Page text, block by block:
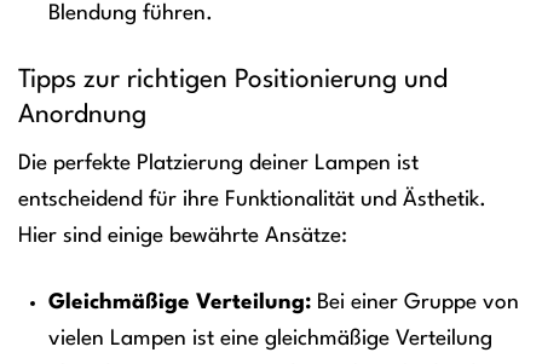
Blendung führen.
Tipps zur richtigen Positionierung und
Anordnung
Die perfekte Platzierung deiner Lampen ist
entscheidend für ihre Funktionalität und Ästhetik.
Hier sind einige bewährte Ansätze:
Gleichmäßige Verteilung:Bei einer Gruppe von
vielen Lampen ist eine gleichmäßige Verteilung